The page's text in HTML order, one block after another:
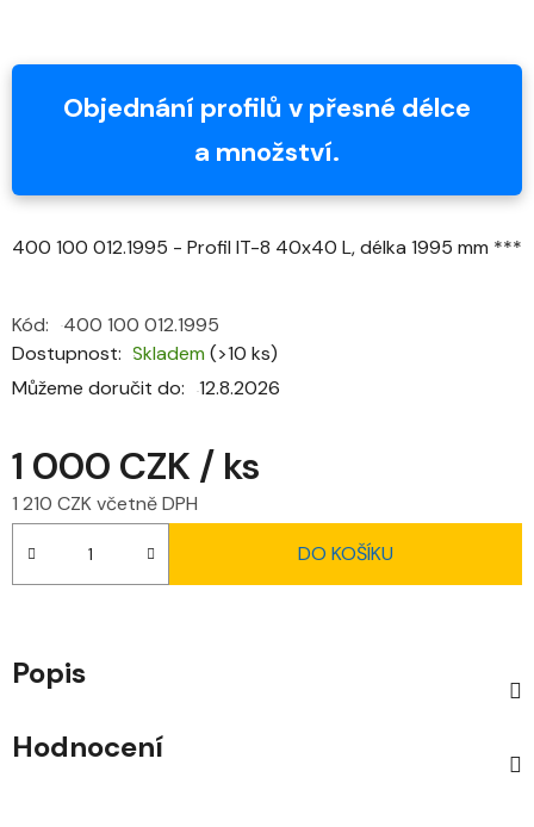
Objednání profilů v přesné délce
a množství.
400 100 012.1995 - Profil IT-8 40x40 L, délka 1995 mm ***
Dostupnost Skladem (>10 ks)
Můžeme doručit do:
12.8.2026
Kód: 400 100 012.1995
1 000 CZK / ks
1 210 CZK včetně DPH
DO KOŠÍKU
Popis
Hodnocení